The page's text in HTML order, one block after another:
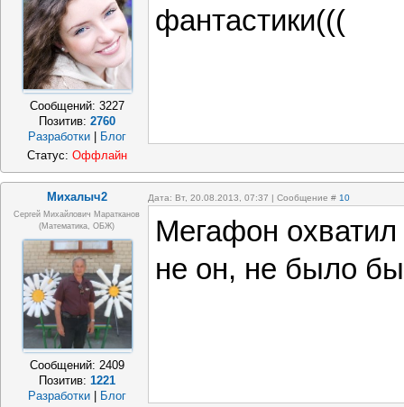
Сообщений: 3227
Позитив: 2760
Разработки
Блог
фантастики(((
Статус: Оффлайн
Михалыч2 Дата: Вт, 20.08.2013, 07:37 | Сообщение # 10
Сергей Михайлович Маратканов
(математика, ОБЖ)
Сообщений: 2409
Позитив: 1221
Разработки
Блог
Мегафон
не он, не было